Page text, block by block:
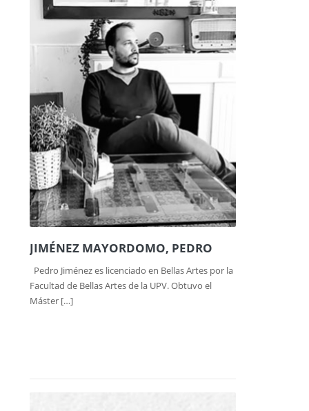
JIMÉNEZ MAYORDOMO, PEDRO
Pedro Jiménez es licenciado en Bellas Artes por la
Facultad de Bellas Artes de la UPV. Obtuvo el
Máster […]